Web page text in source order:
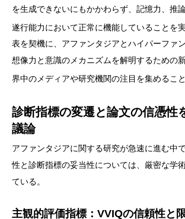
を生成できないにもかかわらず、記憶力、推
遂行能力において正常に機能していることを
表を契機に、アファンタジアとハイパーファ
想像力と意識のメカニズムを解明するための
界中のメディアや研究機関の注目を集めるこ
診断指標の変遷と論文の信憑性
議論
アファンタジアに関する研究が急速に進む中
性と診断指標の妥当性については、厳密な学
ている。
主観的評価指標：VVIQの信頼性と